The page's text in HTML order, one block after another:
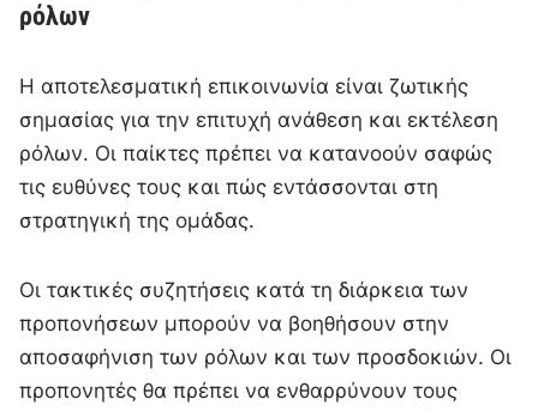
ρόλων
Η αποτελεσματική επικοινωνία είναι ζωτικής
σημασίας για την επιτυχή ανάθεση και εκτέλεση
ρόλων. Οι παίκτες πρέπει να κατανοούν σαφώς
τις ευθύνες τους και πώς εντάσσονται στη
στρατηγική της ομάδας.
Οι τακτικές συζητήσεις κατά τη διάρκεια των
προπονήσεων μπορούν να βοηθήσουν στην
αποσαφήνιση των ρόλων και των προσδοκιών. Οι
προπονητές θα πρέπει να ενθαρρύνουν τους